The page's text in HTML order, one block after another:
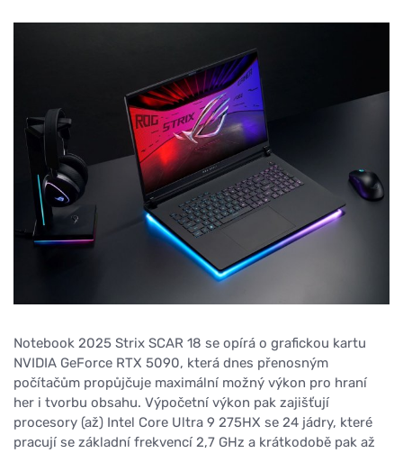
Notebook 2025 Strix SCAR 18 se opírá o grafickou kartu
NVIDIA GeForce RTX 5090, která dnes přenosným
počítačům propůjčuje maximální možný výkon pro hraní
her i tvorbu obsahu. Výpočetní výkon pak zajišťují
procesory (až) Intel Core Ultra 9 275HX se 24 jádry, které
pracují se základní frekvencí 2,7 GHz a krátkodobě pak až